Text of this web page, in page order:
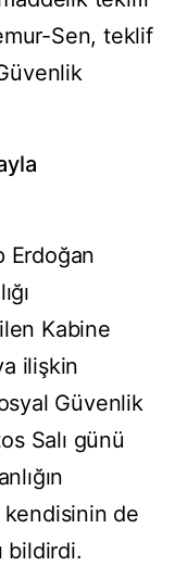
Sen, teklif
Erdoğan
Kabine
ilişkin
Güvenlik
Salı günü
de
bildirdi.